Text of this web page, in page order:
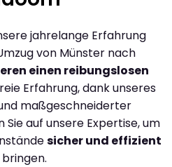
jahrelange Erfahrung
von Münster nach
einen reibungslosen
Erfahrung, dank unseres
maßgeschneiderter
Sie auf unsere Expertise, um
sicher und effizient